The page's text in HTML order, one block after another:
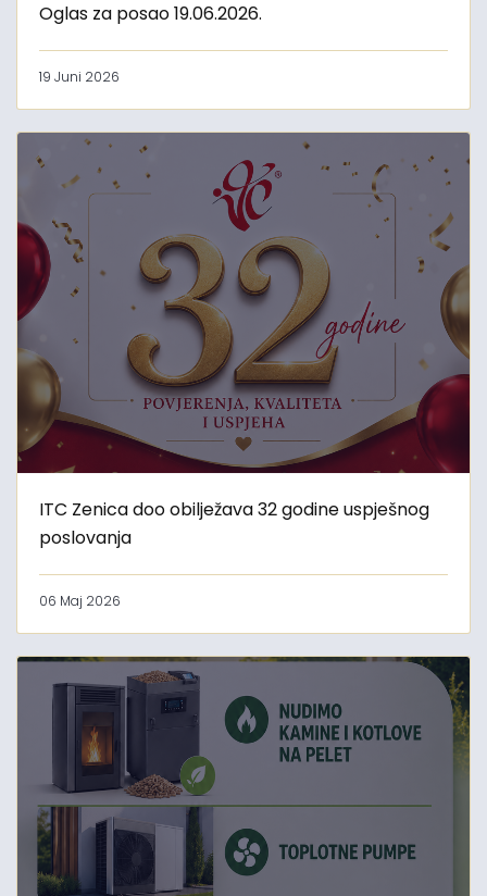
Oglas za posao 19.06.2026.
19 Juni 2026
ITC Zenica doo obilježava 32 godine uspješnog
poslovanja
06 Maj 2026